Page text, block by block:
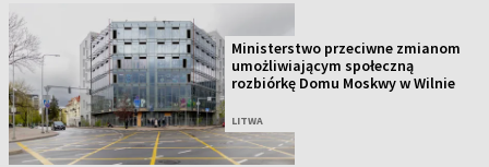
Ministerstwo przeciwne zmianom
umożliwiającym społeczną
rozbiórkę Domu Moskwy w Wilnie
LITWA